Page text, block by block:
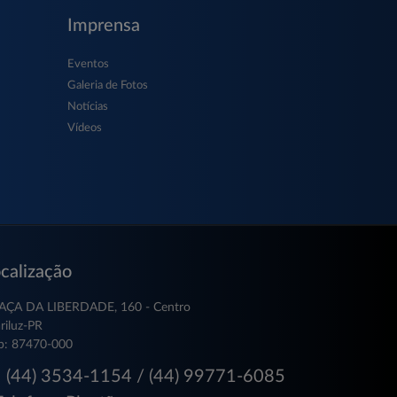
Imprensa
Eventos
Galeria de Fotos
Notícias
Vídeos
DA LIBERDADE, 160 - Centro
PR
87470-000
(44) 3534-1154 / (44) 99771-6085